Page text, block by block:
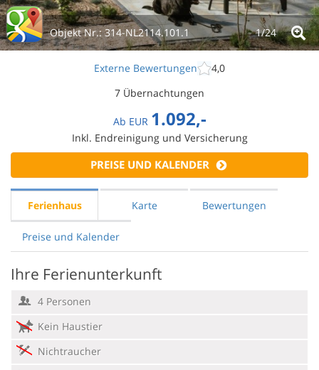
Objekt Nr.:314-NL2114.101.1 1/24
Externe Bewertungen
4,0
7 Übernachtungen
Ab EUR 1.092,-
Inkl. Endreinigung und Versicherung
PREISE UND KALENDER
Ferienhaus Karte Bewertungen
Preise und Kalender
Ihre Ferienunterkunft
4 Personen
Kein Haustier
Nichtraucher